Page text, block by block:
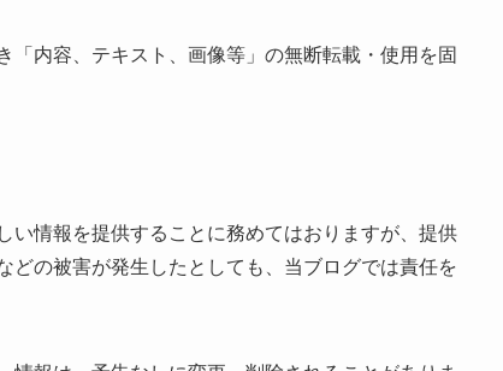
内容、テキスト、画像等」の無断転載・使用を固
い情報を提供することに務めてはおりますが、提供
どの被害が発生したとしても、当ブログでは責任を